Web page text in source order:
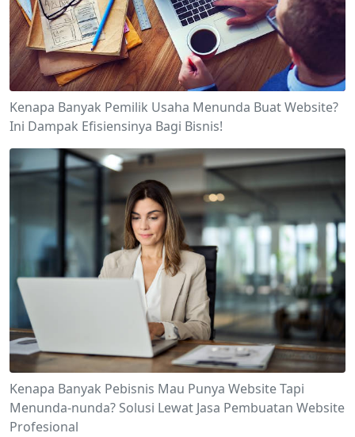
Kenapa Banyak Pemilik Usaha Menunda Buat Website?
Ini Dampak Efisiensinya Bagi Bisnis!
Kenapa Banyak Pebisnis Mau Punya Website Tapi
Menunda-nunda? Solusi Lewat Jasa Pembuatan Website
Profesional